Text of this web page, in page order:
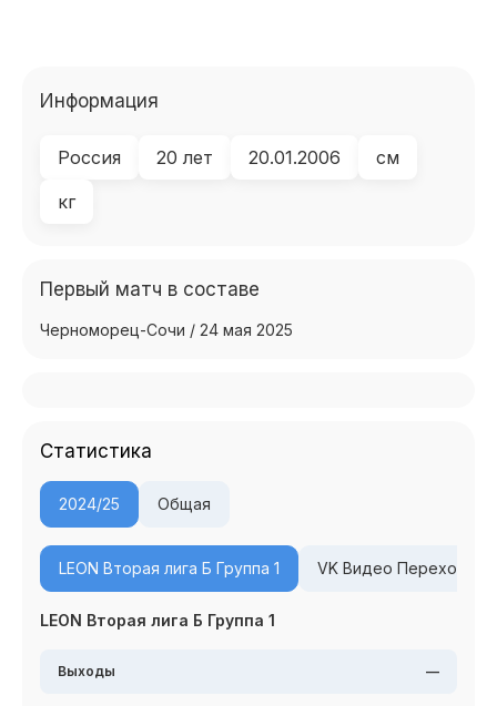
Информация
Россия 20 лет 20.01.2006
см
кг
Первый матч в составе
Черноморец-Сочи / 24 мая 2025
Cтатистика
2024/25 Общая
LEON Вторая лига Б Группа 1 VK Видео
LEON Вторая лига Б Группа 1
Выходы —